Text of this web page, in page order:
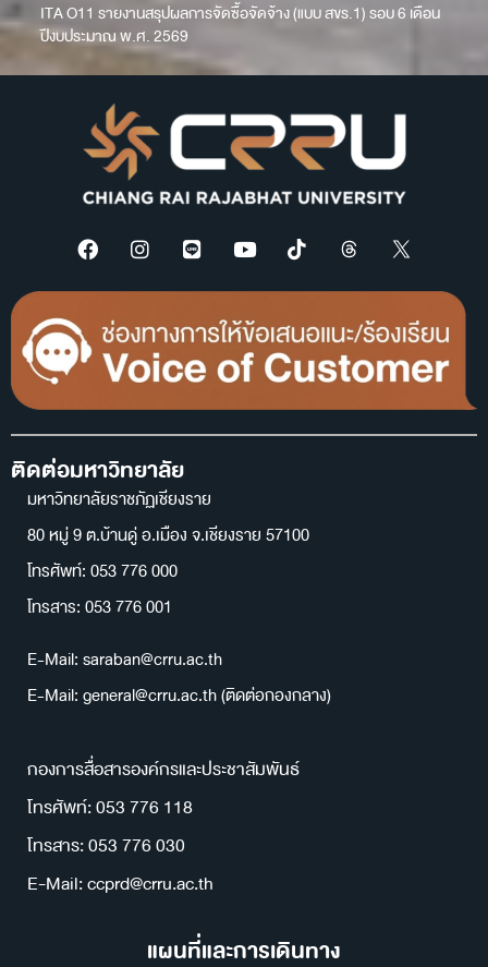
ITA O11 รายงานสรุปผลการจัดซื้อจัดจ้าง (แบบ สขร.1) รอบ 6 เดือน
ปีงบประมาณ พ.ศ. 2569
ติดต่อมหาวิทยาลัย
มหาวิทยาลัยราชภัฏเชียงราย
80 หมู่ 9 ต.บ้านดู่ อ.เมือง จ.เชียงราย 57100
โทรศัพท์: 053 776 000
โทรสาร: 053 776 001
E-Mail: saraban@crru.ac.th
E-Mail: general@crru.ac.th (ติดต่อกองกลาง)
กองการสื่อสารองค์กรและประชาสัมพันธ์
โทรศัพท์: 053 776 118
โทรสาร: 053 776 030
E-Mail: ccprd@crru.ac.th
แผนที่และการเดินทาง